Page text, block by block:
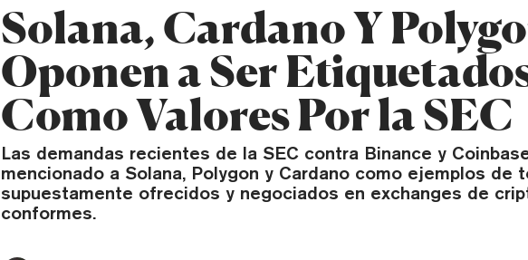
Solana, Cardano Y
Oponen a Ser
Como Valores Por la SEC
Las demandas recientes de la SEC contra Binance y
mencionado a Solana, Polygon y Cardano como ejemplos de
supuestamente ofrecidos y negociados en exchanges de
conformes.